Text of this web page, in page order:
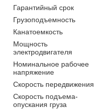
Гарантийный срок
Грузоподъемность
Канатоемкость
Мощность
электродвигателя
Номинальное рабочее
напряжение
Скорость передвижения
Скорость подъема-
опускания груза